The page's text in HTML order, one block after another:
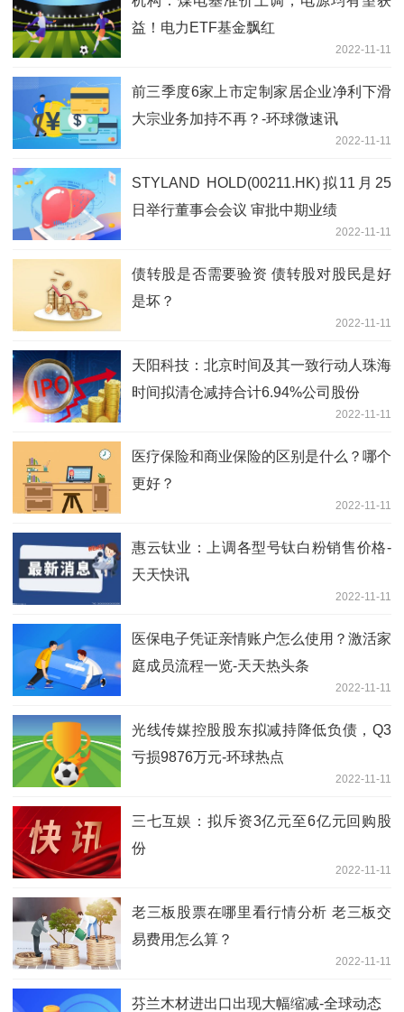
益！电力ETF基金飘红
2022-11-11
前三季度6家上市定制家居企业净利下滑
大宗业务加持不再？-环球微速讯
2022-11-11
STYLAND HOLD(00211.HK)拟11月25
日举行董事会会议 审批中期业绩
2022-11-11
债转股是否需要验资 债转股对股民是好
是坏？
2022-11-11
天阳科技：北京时间及其一致行动人珠海
时间拟清仓减持合计6.94%公司股份
2022-11-11
医疗保险和商业保险的区别是什么？哪个
更好？
2022-11-11
惠云钛业：上调各型号钛白粉销售价格-
天天快讯
2022-11-11
医保电子凭证亲情账户怎么使用？激活家
庭成员流程一览-天天热头条
2022-11-11
光线传媒控股股东拟减持降低负债，Q3
亏损9876万元-环球热点
2022-11-11
三七互娱：拟斥资3亿元至6亿元回购股
份
2022-11-11
老三板股票在哪里看行情分析 老三板交
易费用怎么算？
2022-11-11
芬兰木材进出口出现大幅缩减-全球动态